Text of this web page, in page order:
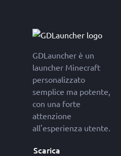
GDLauncher è un
launcher Minecraft
personalizzato
semplice ma potente,
con una forte
attenzione
all'esperienza utente.
Scarica